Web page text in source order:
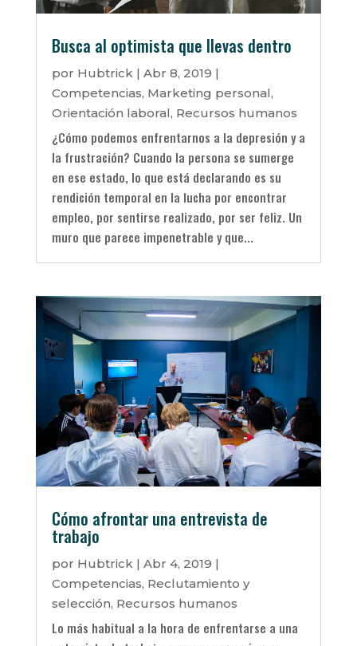
Busca al optimista que llevas dentro
por Hubtrick| Abr 8, 2019 |
Competencias, Marketing personal,
Orientación laboral, Recursos humanos
¿Cómo podemos enfrentarnos a la depresión y a
la frustración? Cuando la persona se sumerge
en ese estado, lo que está declarando es su
rendición temporal en la lucha por encontrar
empleo, por sentirse realizado, por ser feliz. Un
muro que parece impenetrable y que...
Cómo afrontar una entrevista de
trabajo
por Hubtrick| Abr 4, 2019 |
Competencias, Reclutamiento y
selección, Recursos humanos
Lo más habitual a la hora de enfrentarse a una